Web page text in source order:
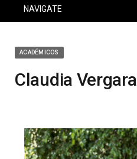
NAVIGATE
ACADÉMICOS
Claudia Vergara